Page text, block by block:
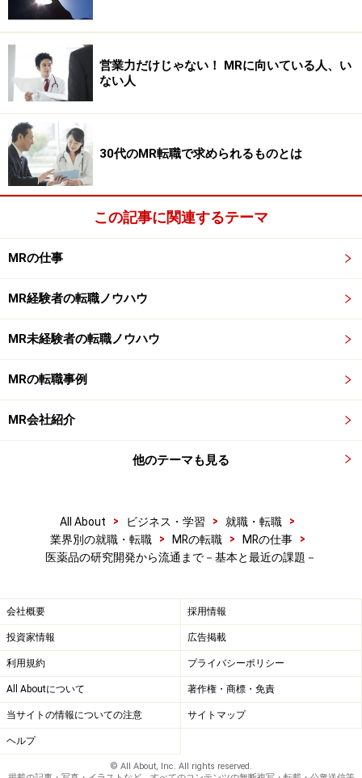
膨大な時間と費用を要する研究開発とライ
センシング
こうした基礎研究から臨床試験までには8～15年の歳月
がかかります。しかもその過程で大半は薬の候補から消
えていきます。そのため製薬企業では、自社で研究・開
発してきた化合物だけでは安定的に新しい薬を開発し続
けられないおそれがあります。そこでバイオベンチャー
などから有望な化合物に対する開発権を有償で譲り受け
ることによって、自社の開発品目（開発パイプライン）
を補うようになってきました（ライセンシング）。
製薬企業は開発権を購入すること（ライセンスイン）に
よって開発パイプラインを補充できますが、バイオベン
チャーはせっかくの有望な化合物をなぜ自分たちで最後
まで開発せずに途中で譲渡（ライセンスアウト）してし
新しい薬を完成させるためには150億円とも200億円とも
言われる巨額の資金が必要です。特に臨床試験段階が最
性に問題が見つかるリスクもあります。そのためバイオ
ベンチャーにとっても、自社で臨床試験まで続けるより
合があります。また自社で開発する資金を賄うために国
や地域（ヨーロッパ、アジアなど）を限定して開発権を
譲渡し、その資金を使って残りの国や地域で自社開発す
る場合もあります。
自社で開発を行うにしても他社からライセンスインを受
けるにしても、資金力が製薬企業の命運を分ける時代と
なっています。MRとして転職先の製薬企業を検討する上
営業力だけじゃない！ MRに向いている人、い
ない人
30代のMR転職で求められるものとは
この記事に関連するテーマ
MRの仕事
MR経験者の転職ノウハウ
MR未経験者の転職ノウハウ
MRの転職事例
MR会社紹介
他のテーマも見る
All About > ビジネス・学習 > 就職・転職
>
業界別の就職・転職
> MRの転職 > MRの仕事
>
医薬品の研究開発から流通まで－基本と最近の課題－
会社概要 採用情報
投資家情報 広告掲載
利用規約 プライバシーポリシー
All Aboutについて 著作権・商標・免責
当サイトの情報についての注意 サイトマップ
ヘルプ
© All About, Inc. All rights reserved.